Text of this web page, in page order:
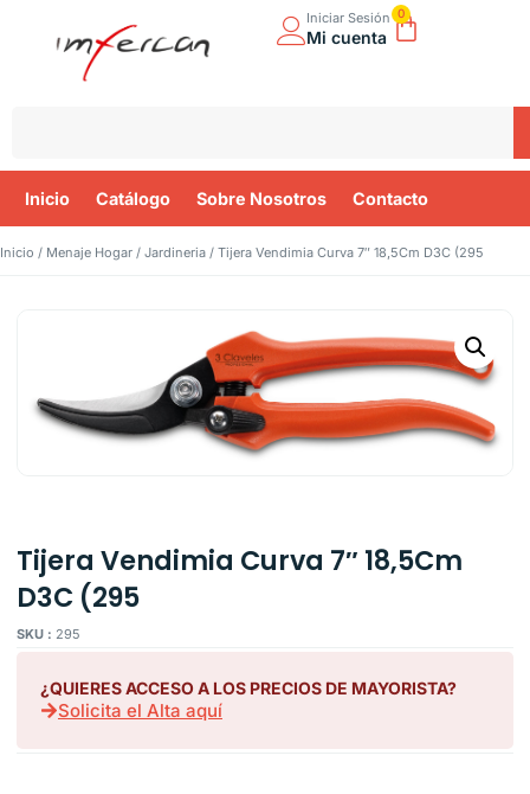
Iniciar Sesión
Mi cuenta
0
Inicio Catálogo Sobre Nosotros Contacto
Inicio / Menaje Hogar / Jardineria / Tijera Vendimia Curva 7″ 18,5Cm D3C (295
Tijera Vendimia Curva 7″ 18,5Cm
D3C (295
SKU : 295
¿QUIERES ACCESO A LOS PRECIOS DE MAYORISTA?
Solicita el Alta aquí